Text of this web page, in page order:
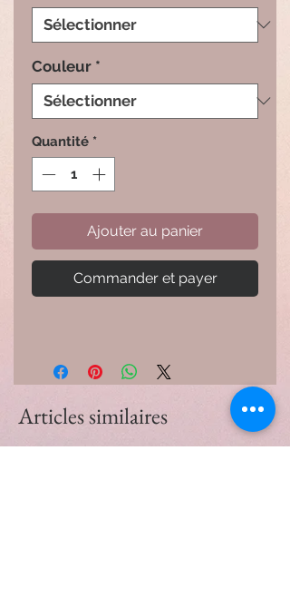
Couleur *
Quantité *
Ajouter au panier
Commander et payer
Articles similaires